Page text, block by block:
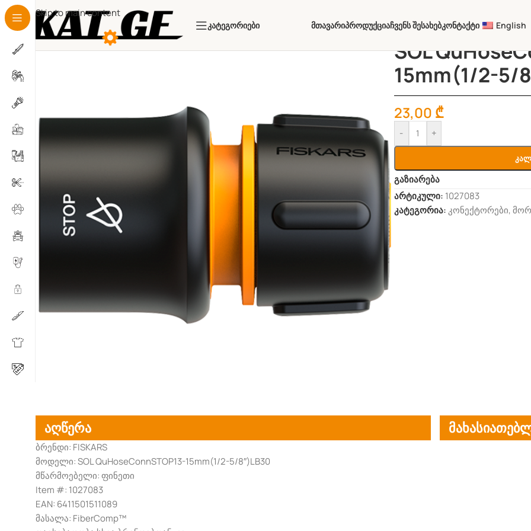
Skip to main content
Კატეგორიები ᲛთავარიᲞროდუქციაᲩვენს ᲨესახებᲙონტაქტი English
SOL
15mm(1/2-5/
23,00 ₾
- +
გაზიარება
არტიკული: 1027083
კატეგორია:კონექტორები,
აღწერა
ბრენდი: FISKARS
მოდელი: SOL QuHoseConnSTOP13-15mm(1/2-5/8″)LB30
მწარმოებელი: ფინეთი
Item #: 1027083
EAN: 6411501511089
მასალა: FiberComp™